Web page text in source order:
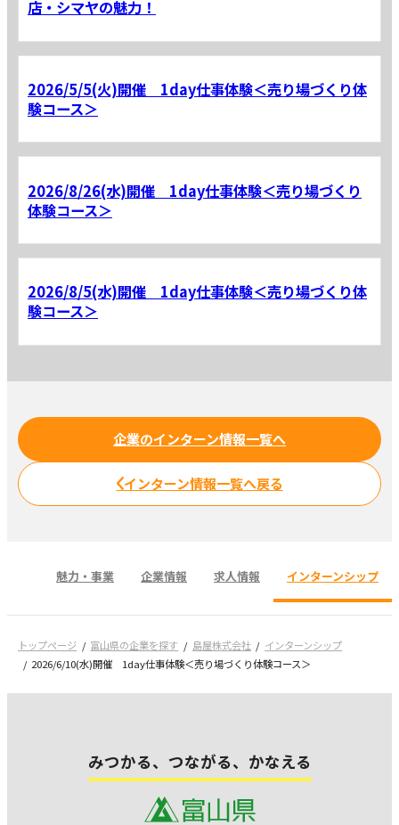
店・シマヤの魅力！
2026/5/5(火)開催 1day仕事体験＜売り場づくり体
験コース＞
2026/8/26(水)開催 1day仕事体験＜売り場づくり
体験コース＞
2026/8/5(水)開催 1day仕事体験＜売り場づくり体
験コース＞
企業のインターン情報一覧へ
インターン情報一覧へ戻る
魅力・事業 企業情報 求人情報 インターンシップ
トップページ 富山県の企業を探す 島屋株式会社
インターンシップ
2026/6/10(水)開催 1day仕事体験＜売り場づくり体験コース＞
みつかる、つながる、かなえる